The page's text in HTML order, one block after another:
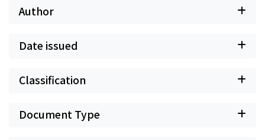
Author
Date issued
Classification
Document Type